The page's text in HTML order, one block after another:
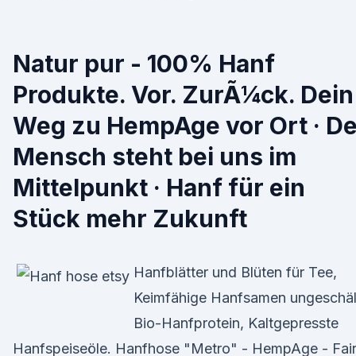
Natur pur - 100% Hanf
Produkte. Vor. ZurÃ¼ck. Dein
Weg zu HempAge vor Ort ·
Mensch steht bei uns im
Mittelpunkt · Hanf für ein
Stück mehr Zukunft
Hanfblätter und Blüten für Tee,
Keimfähige Hanfsamen
Bio-Hanfprotein, Kaltgepresste
Hanfspeiseöle. Hanfhose "Metro" - HempAge - Fair